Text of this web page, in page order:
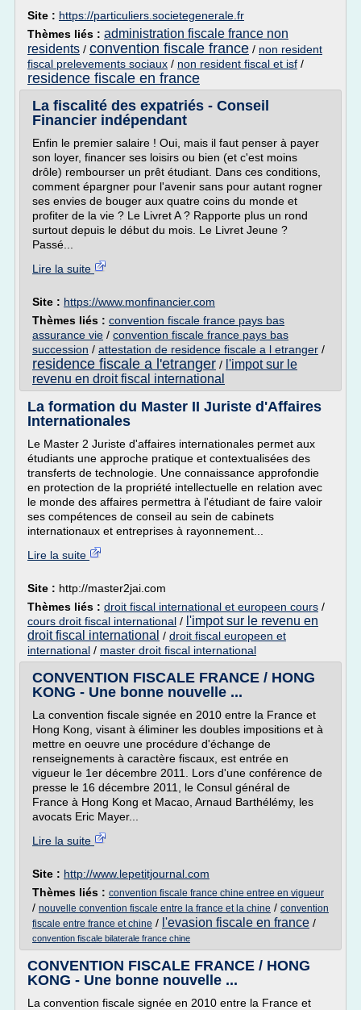
Site : https://particuliers.societegenerale.fr
Thèmes liés : administration fiscale france non
residents / convention fiscale france / non resident
fiscal prelevements sociaux / non resident fiscal et isf /
residence fiscale en france
La fiscalité des expatriés - Conseil
Financier indépendant
Enfin le premier salaire ! Oui, mais il faut penser à payer
son loyer, financer ses loisirs ou bien (et c'est moins
drôle) rembourser un prêt étudiant. Dans ces conditions,
comment épargner pour l'avenir sans pour autant rogner
ses envies de bouger aux quatre coins du monde et
profiter de la vie ? Le Livret A ? Rapporte plus un rond
surtout depuis le début du mois. Le Livret Jeune ?
Passé...
Lire la suite
Site : https://www.monfinancier.com
Thèmes liés : convention fiscale france pays bas
assurance vie / convention fiscale france pays bas
succession / attestation de residence fiscale a l etranger /
residence fiscale a l'etranger / l'impot sur le
revenu en droit fiscal international
La formation du Master II Juriste d'Affaires
Internationales
Le Master 2 Juriste d'affaires internationales permet aux
étudiants une approche pratique et contextualisées des
transferts de technologie. Une connaissance approfondie
en protection de la propriété intellectuelle en relation avec
le monde des affaires permettra à l'étudiant de faire valoir
ses compétences de conseil au sein de cabinets
internationaux et entreprises à rayonnement...
Lire la suite
Site : http://master2jai.com
Thèmes liés : droit fiscal international et europeen cours /
cours droit fiscal international / l'impot sur le revenu en
droit fiscal international / droit fiscal europeen et
international / master droit fiscal international
CONVENTION FISCALE FRANCE / HONG
KONG - Une bonne nouvelle ...
La convention fiscale signée en 2010 entre la France et
Hong Kong, visant à éliminer les doubles impositions et à
mettre en oeuvre une procédure d'échange de
renseignements à caractère fiscaux, est entrée en
vigueur le 1er décembre 2011. Lors d'une conférence de
presse le 16 décembre 2011, le Consul général de
France à Hong Kong et Macao, Arnaud Barthélémy, les
avocats Eric Mayer...
Lire la suite
Site : http://www.lepetitjournal.com
Thèmes liés : convention fiscale france chine entree en vigueur
/ nouvelle convention fiscale entre la france et la chine / convention
fiscale entre france et chine / l'evasion fiscale en france /
convention fiscale bilaterale france chine
CONVENTION FISCALE FRANCE / HONG
KONG - Une bonne nouvelle ...
La convention fiscale signée en 2010 entre la France et